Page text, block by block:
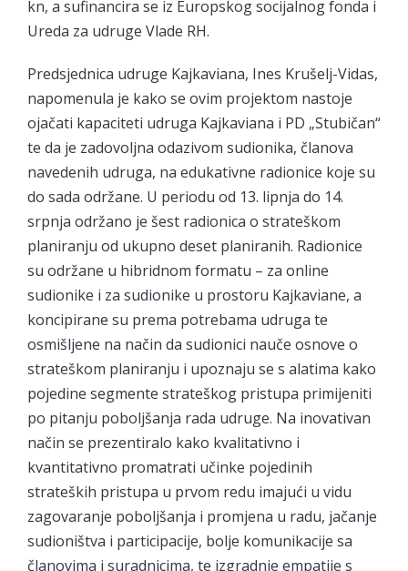
kn, a sufinancira se iz Europskog socijalnog fonda i
Ureda za udruge Vlade RH.
Predsjednica udruge Kajkaviana, Ines Krušelj-Vidas,
napomenula je kako se ovim projektom nastoje
ojačati kapaciteti udruga Kajkaviana i PD „Stubičan“
te da je zadovoljna odazivom sudionika, članova
navedenih udruga, na edukativne radionice koje su
do sada održane. U periodu od 13. lipnja do 14.
srpnja održano je šest radionica o strateškom
planiranju od ukupno deset planiranih. Radionice
su održane u hibridnom formatu – za online
sudionike i za sudionike u prostoru Kajkaviane, a
koncipirane su prema potrebama udruga te
osmišljene na način da sudionici nauče osnove o
strateškom planiranju i upoznaju se s alatima kako
pojedine segmente strateškog pristupa primijeniti
po pitanju poboljšanja rada udruge. Na inovativan
način se prezentiralo kako kvalitativno i
kvantitativno promatrati učinke pojedinih
strateških pristupa u prvom redu imajući u vidu
zagovaranje poboljšanja i promjena u radu, jačanje
sudioništva i participacije, bolje komunikacije sa
članovima i suradnicima, te izgradnje empatije s